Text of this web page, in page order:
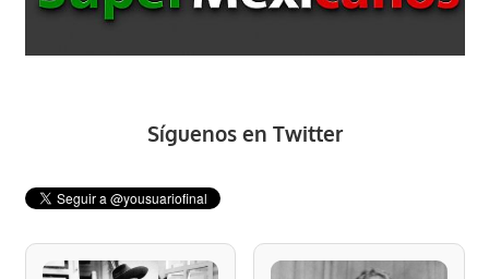
Síguenos en Twitter